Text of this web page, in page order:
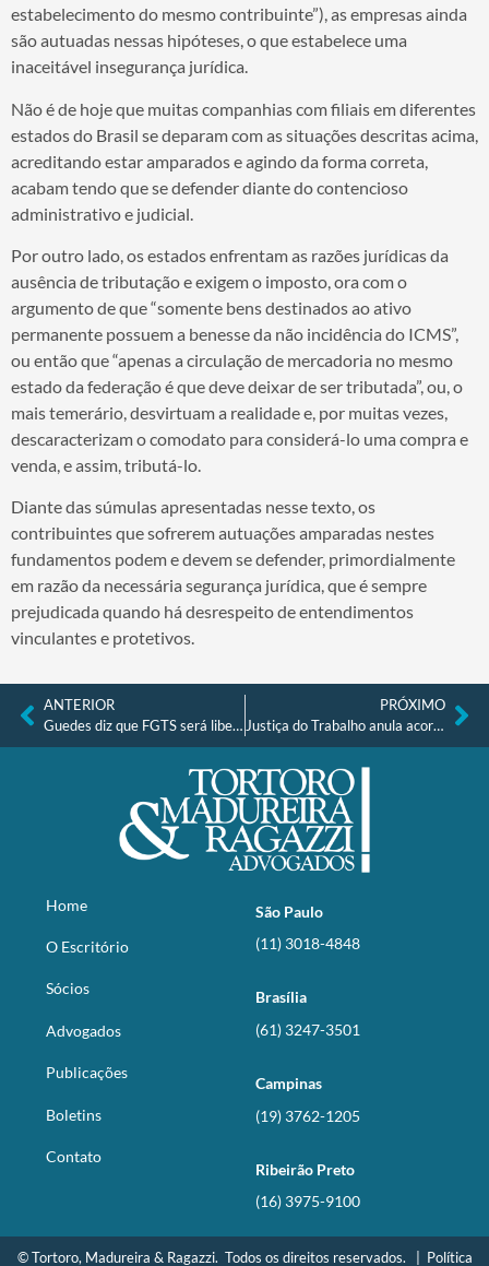
estabelecimento do mesmo contribuinte”), as empresas ainda
são autuadas nessas hipóteses, o que estabelece uma
inaceitável insegurança jurídica.
Não é de hoje que muitas companhias com filiais em diferentes
estados do Brasil se deparam com as situações descritas acima,
acreditando estar amparados e agindo da forma correta,
acabam tendo que se defender diante do contencioso
administrativo e judicial.
Por outro lado, os estados enfrentam as razões jurídicas da
ausência de tributação e exigem o imposto, ora com o
argumento de que “somente bens destinados ao ativo
permanente possuem a benesse da não incidência do ICMS”,
ou então que “apenas a circulação de mercadoria no mesmo
estado da federação é que deve deixar de ser tributada”, ou, o
mais temerário, desvirtuam a realidade e, por muitas vezes,
descaracterizam o comodato para considerá-lo uma compra e
venda, e assim, tributá-lo.
Diante das súmulas apresentadas nesse texto, os
contribuintes que sofrerem autuações amparadas nestes
fundamentos podem e devem se defender, primordialmente
em razão da necessária segurança jurídica, que é sempre
prejudicada quando há desrespeito de entendimentos
vinculantes e protetivos.
ANTERIOR
Guedes diz que FGTS será liberado todos os anos e confirma total de R$ 42 bi até 2020
PRÓXIMO
Justiça do Trabalho anula acordos e condenações por terceirização ilegal
Home
O Escritório
Sócios
Advogados
Publicações
Boletins
Contato
São Paulo
(11) 3018-4848
Brasília
(61) 3247-3501
Campinas
(19) 3762-1205
Ribeirão Preto
(16) 3975-9100
© Tortoro, Madureira & Ragazzi. Todos os direitos reservados. | Política